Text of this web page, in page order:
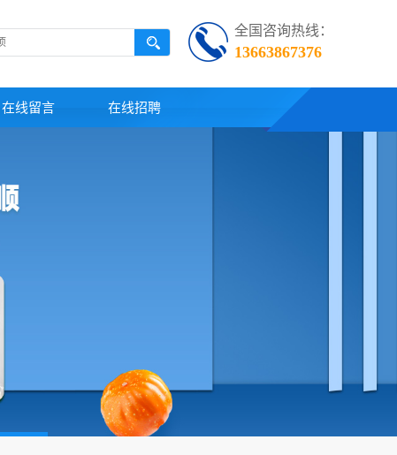
全国咨询热线：
13663867376
在线留言 在线招聘